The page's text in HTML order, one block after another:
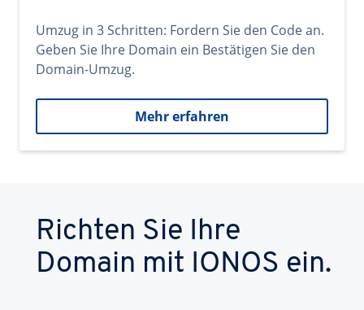
Umzug in 3 Schritten: Fordern Sie den Code an.
Geben Sie Ihre Domain ein Bestätigen Sie den
Domain-Umzug.
Mehr erfahren
Richten Sie Ihre
Domain mit IONOS ein.